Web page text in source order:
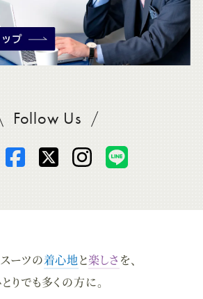
Follow UsSADAをフォロー
オ
オ
ー
オ
ー
オ
ー
ーツの着心地と楽しさ を、
りでも多くの方に。